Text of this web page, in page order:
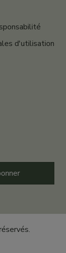
d'utilisation